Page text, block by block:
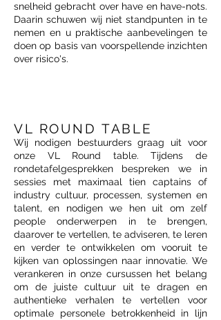
snelheid gebracht over have en have-nots.
Daarin schuwen wij niet standpunten in te
nemen en u praktische aanbevelingen te
doen op basis van voorspellende inzichten
over risico's.
VL ROUND TABLE
Wij nodigen bestuurders graag uit voor
onze VL Round table. Tijdens de
rondetafelgesprekken bespreken we in
sessies met maximaal tien captains of
industry cultuur, processen, systemen en
talent, en nodigen we hen uit om zelf
people onderwerpen in te brengen,
daarover te vertellen, te adviseren, te leren
en verder te ontwikkelen om vooruit te
kijken van oplossingen naar innovatie. We
verankeren in onze cursussen het belang
om de juiste cultuur uit te dragen en
authentieke verhalen te vertellen voor
optimale personele betrokkenheid in lijn